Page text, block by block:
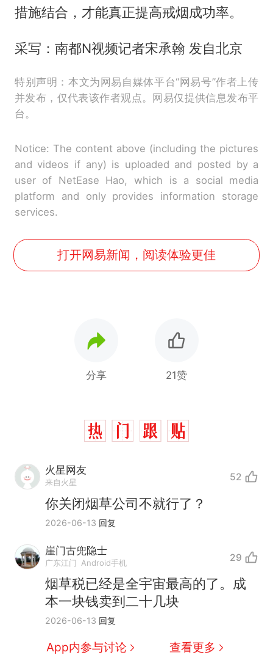
措施结合，才能真正提高戒烟成功率。
采写：南都N视频记者宋承翰 发自北京
特别声明：本文为网易自媒体平台“网易号”作者上传
并发布，仅代表该作者观点。网易仅提供信息发布平
台。
Notice: The content above (including the pictures
and videos if any) is uploaded and posted by a
user of NetEase Hao, which is a social media
platform and only provides information storage
services.
打开网易新闻，阅读体验更佳
分享 21赞
火星网友
来自火星 52
你关闭烟草公司不就行了？
2026-06-13 回复
崖门古兜隐士
广东江门 Android手机 29
烟草税已经是全宇宙最高的了。成
本一块钱卖到二十几块
2026-06-13 回复
App内参与讨论 查看更多
热 那个在床头放菜刀的女孩，
因老师一句“跟我回家”改写了
人生
新 制裁瓜子饺子，美国怕什
么？
费大厨“全国小炒肉大王”称